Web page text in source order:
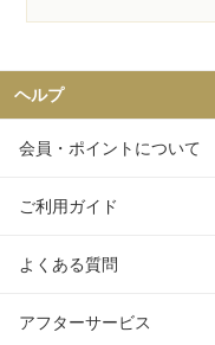
ヘルプ
会員・ポイントについて
ご利用ガイド
よくある質問
アフターサービス